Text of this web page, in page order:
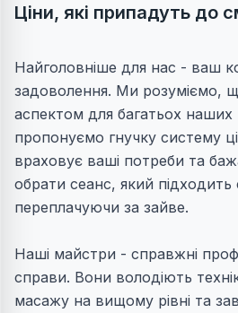
Ціни, які припадуть до
Найголовніше для нас - ваш
задоволення. Ми розуміємо,
аспектом для багатьох наших
пропонуємо гнучку систему
враховує ваші потреби та
обрати сеанс, який
переплачуючи за зайве.
Наші майстри - справжні
справи. Вони володіють
масажу на вищому рівні та